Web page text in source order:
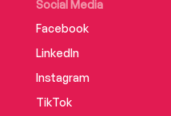
Social Media
Facebook
LinkedIn
Instagram
TikTok